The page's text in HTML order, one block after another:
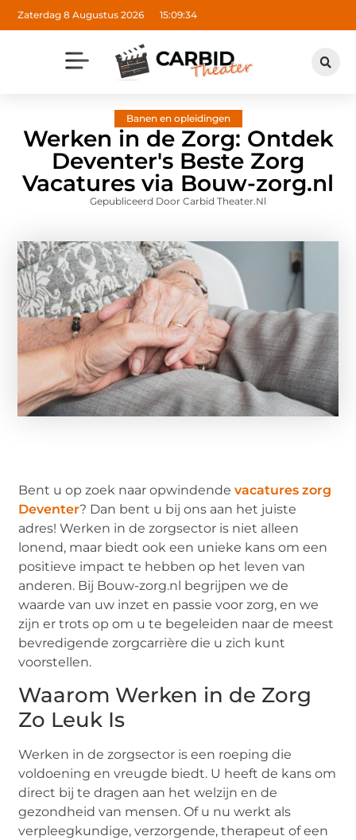
Zaterdag 8 Augustus 2026 15:09:35
Banen en opleidingen
Werken in de Zorg: Ontdek
Deventer's Beste Zorg
Vacatures via Bouw-zorg.nl
Gepubliceerd Door Carbid Theater.nl
Bent u op zoek naar opwindendevacatures zorg
Deventer? Dan bent u bij ons aan het juiste
adres! Werken in de zorgsector is niet alleen
lonend, maar biedt ook een unieke kans om een
positieve impact te hebben op het leven van
anderen. Bij Bouw-zorg.nl begrijpen we de
waarde van uw inzet en passie voor zorg, en we
zijn er trots op om u te begeleiden naar de meest
bevredigende zorgcarrière die u zich kunt
voorstellen.
Waarom Werken in de Zorg
Zo Leuk Is
Werken in de zorgsector is een roeping die
voldoening en vreugde biedt. U heeft de kans om
direct bij te dragen aan het welzijn en de
gezondheid van mensen. Of u nu werkt als
verpleegkundige, verzorgende, therapeut of een